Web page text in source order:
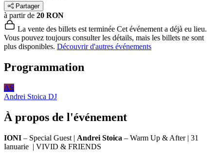
Partager
à partir de 20 RON
La vente des billets est terminée Cet événement a déjà eu lieu.
Vous pouvez toujours consulter les détails, mais les billets ne sont
plus disponibles. Découvrir d'autres événements
Programmation
AS
Andrei Stoica DJ
À propos de l'événement
IONI – Special Guest | Andrei Stoica – Warm Up & After | 31
Ianuarie | VIVID & FRIENDS